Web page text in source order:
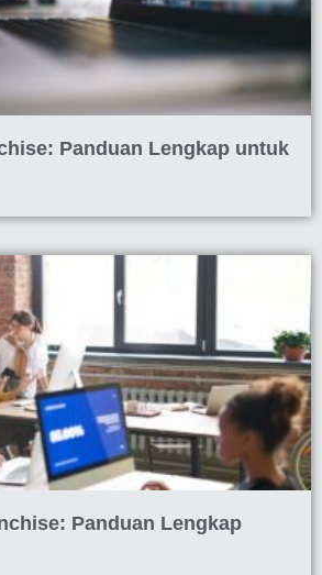
Panduan Lengkap untuk
Panduan Lengkap